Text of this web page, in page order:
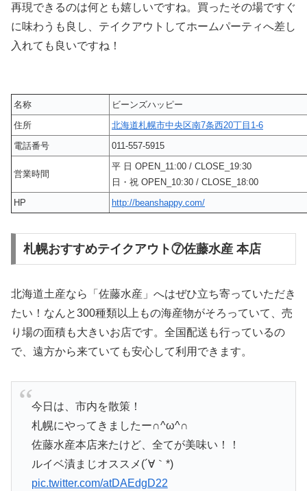
再現できるのは何とも嬉しいですね。買ったその場ですぐ
に味わうも良し、テイクアウトしてホームパーティへ差し
入れても良いですね！
名称
ビーンズハッピー
住所
北海道札幌市中央区南7条西20丁目1-6
電話番号
011-557-5915
営業時間
平 日 OPEN_11:00 / CLOSE_19:30
日・祝 OPEN_10:30 / CLOSE_18:00
HP
http://beanshappy.com/
札幌おすすめテイクアウト⑦佐藤水産 本店
北海道土産なら「佐藤水産」へはぜひ立ち寄っていただき
たい！なんと300種類以上もの海産物がそろっていて、売
り場の面積も大きいお店です。全国配送も行っているの
で、遠方から来ていても安心して利用できます。
今日は、市内を散策！
札幌にやってきましたー∩^ω^∩
佐藤水産本店来たけど、全てが美味い！！
ルイベ漬まじオススメ(´∀｀*)
pic.twitter.com/atDAEdgD22